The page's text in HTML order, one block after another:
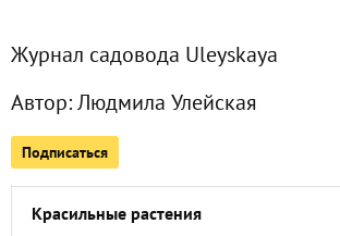
Журнал садовода Uleyskaya
Автор:Людмила Улейская
Подписаться
Осень в горах Крыма
18 растений для кофе
27 растений для чая
Красильные растения